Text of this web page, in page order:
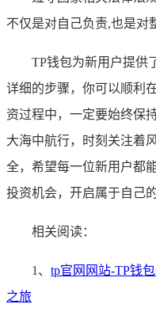
不仅是对自己负责,也是对
TP钱包为新用户提供
详细的步骤，你可以顺利
资过程中，一定要始终保
大海中航行，时刻关注着
全，希望每一位新用户都
投资机会，开启属于自己
相关阅读：
1、 tp官网网站-TP钱
之旅